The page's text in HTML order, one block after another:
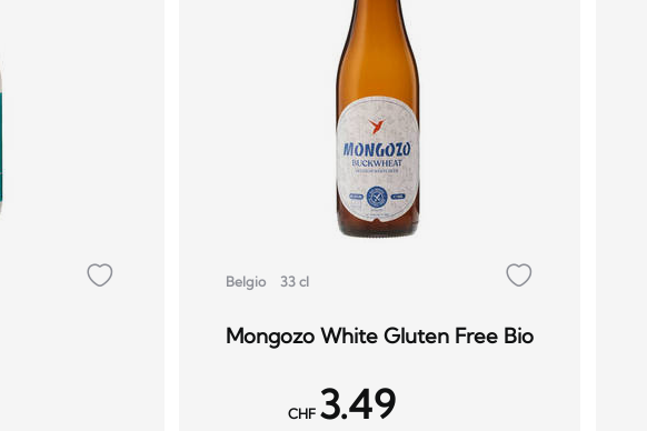
Belgio 33 cl
Mongozo White Gluten Free Bio
CHF 3.49